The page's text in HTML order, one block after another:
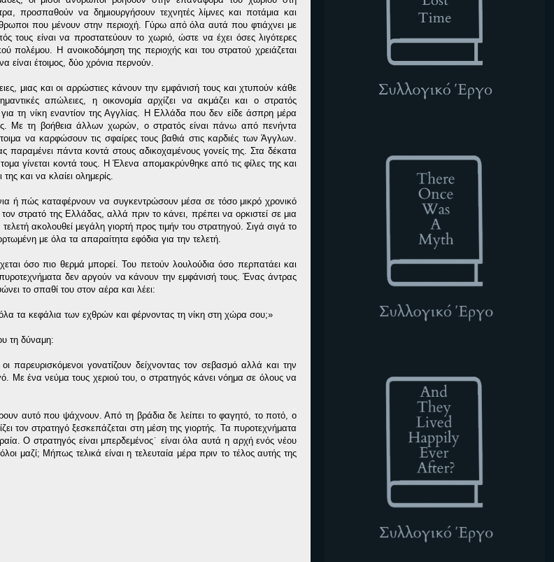
προσπαθούν να δημιουργήσουν τεχνητές λίμνες και ποτάμια και
που μένουν στην περιοχή. Γύρω από όλα αυτά που φτιάχνει με
τους είναι να προστατεύουν το χωριό, ώστε να έχει όσες λιγότερες
πολέμου. Η ανοικοδόμηση της περιοχής και του στρατού χρειάζεται
έτοιμος, δύο χρόνια περνούν.
μιας και οι αρρώστιες κάνουν την εμφάνισή τους και χτυπούν κάθε
απώλειες, η οικονομία αρχίζει να ακμάζει και ο στρατός
για τη νίκη εναντίον της Αγγλίας. Η Ελλάδα που δεν είδε άσπρη μέρα
Με τη βοήθεια άλλων χωρών, ο στρατός είναι πάνω από πενήντα
να καρφώσουν τις σφαίρες τους βαθιά στις καρδιές των Άγγλων.
πάντα κοντά στους αδικοχαμένους γονείς της. Στα δέκατα
γίνεται κοντά τους. Η Έλενα απομακρύνθηκε από τις φίλες της και
και να κλαίει ολημερίς.
ή πώς καταφέρνουν να συγκεντρώσουν μέσα σε τόσο μικρό χρονικό
στρατό της Ελλάδας, αλλά πριν το κάνει, πρέπει να ορκιστεί σε μια
ακολουθεί μεγάλη γιορτή προς τιμήν του στρατηγού. Σιγά σιγά το
με όλα τα απαραίτητα εφόδια για την τελετή.
όσο πιο θερμά μπορεί. Του πετούν λουλούδια όσο περπατάει και
δεν αργούν να κάνουν την εμφάνισή τους. Ένας άντρας
το σπαθί του στον αέρα και λέει:
τα κεφάλια των εχθρών και φέρνοντας τη νίκη στη χώρα σου;»
τη δύναμη:
γονατίζουν δείχνοντας τον σεβασμό αλλά και την
Με ένα νεύμα τους χεριού του, ο στρατηγός κάνει νόημα σε όλους να
αυτό που ψάχνουν. Από τη βράδια δε λείπει το φαγητό, το ποτό, ο
τον στρατηγό ξεσκεπάζεται στη μέση της γιορτής. Τα πυροτεχνήματα
Ο στρατηγός είναι μπερδεμένος˙ είναι όλα αυτά η αρχή ενός νέου
μαζί; Μήπως τελικά είναι η τελευταία μέρα πριν το τέλος αυτής της